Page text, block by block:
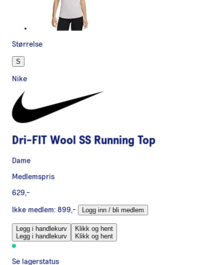
Størrelse
S
Nike
Dri-FIT Wool SS Running Top
Dame
Medlemspris
629,-
Ikke medlem: 899,- Logg inn / bli medlem
Legg i handlekurv
Legg i handlekurv
Klikk og hent
Klikk og hent
Se lagerstatus